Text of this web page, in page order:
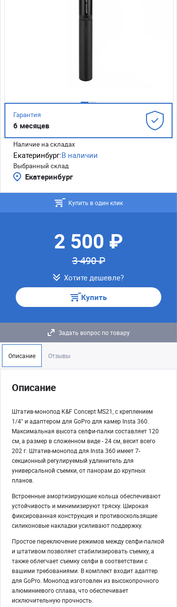
Гарантия
6 месяцев
Наличие на складах
Екатеринбург:В наличии
Выбранный склад
Екатеринбург
Купить в один клик
2 500 ₽
3 490 ₽
Хотите дешевле?
Купить
Задать вопрос по товару
Описание Отзывы
Описание
Штатив-монопод K&F Concept MS21, с креплением
1/4" и адаптером для GoPro для камер Insta 360.
Максимальная высота селфи-палки составляет 120
см, а размер в сложенном виде - 24 см, весит всего
202 г. Штатив-монопод для Insta 360 имеет 7-
секционный регулируемый удлинитель для
универсальной съемки, от панорам до крупных
планов.
Встроенные амортизирующие кольца обеспечивают
устойчивость и минимизируют тряску. Широкая
фиксированная конструкция и противоскользящие
силиконовые накладки усиливают поддержку.
Простое переключение режимов между селфи-палкой
и штативом позволяет стабилизировать съемку, а
также облегчает съемку селфи в соответствии с
вашими требованиями. В комплект входит адаптер
для GoPro. Монопод изготовлен из высокопрочного
алюминиевого сплава, что обеспечивает
исключительную прочность.